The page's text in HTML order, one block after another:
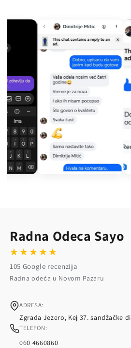
Radna Odeca Sayo
★★★★★
105 Google recenzija
Radna odeća u Novom Pazaru
ADRESA:
Zgrada Jezero, Kej 37. sandžačke
TELEFON:
060 4660860